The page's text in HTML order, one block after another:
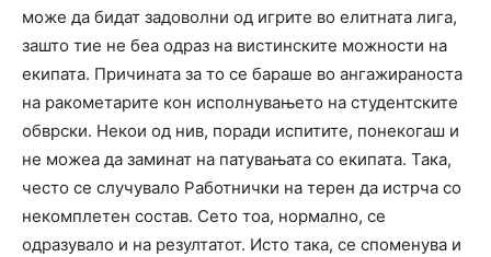
може да бидат задоволни од игрите во елитната лига,
зашто тие не беа одраз на вистинските можности на
екипата. Причината за то се бараше во ангажираноста
на ракометарите кон исполнувањето на студентските
обврски. Некои од нив, поради испитите, понекогаш и
не можеа да заминат на патувањата со екипата. Така,
често се случувало Работнички на терен да истрча со
некомплетен состав. Сето тоа, нормално, се
одразувало и на резултатот. Исто така, се споменува и